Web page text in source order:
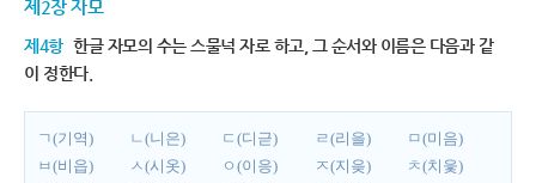
제2장 자모
제4항 한글 자모의 수는 스물넉 자로 하고, 그 순서와 이름은 다음과 같
이 정한다.
ㄱ(기역) ㄴ(니은) ㄷ(디귿) ㄹ(리을)
ㅁ(미음)
ㅂ(비읍)
ㅅ(시옷) ㅇ(이응) ㅈ(지읒)
ㅊ(치읓)